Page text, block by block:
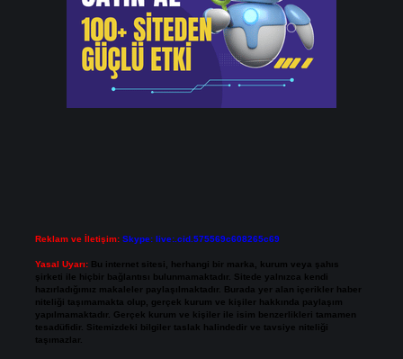
Reklam ve İletişim: Skype: live:.cid.575569c608265c69
Yasal Uyarı: Bu internet sitesi, herhangi bir marka, kurum veya şahıs
şirketi ile hiçbir bağlantısı bulunmamaktadır. Sitede yalnızca kendi
hazırladığımız makaleler paylaşılmaktadır. Burada yer alan içerikler haber
niteliği taşımamakta olup, gerçek kurum ve kişiler hakkında paylaşım
yapılmamaktadır. Gerçek kurum ve kişiler ile isim benzerlikleri tamamen
tesadüfidir. Sitemizdeki bilgiler taslak halindedir ve tavsiye niteliği
taşımazlar.